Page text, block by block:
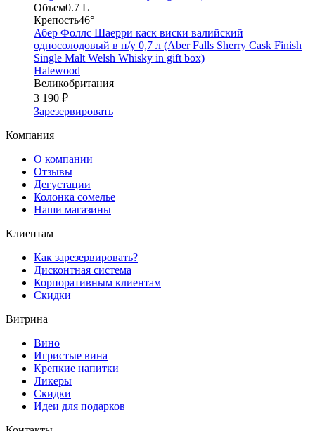
Объем0.7 L
Крепость46°
Абер Фоллс Шаерри каск виски валийский
односолодовый в п/у 0,7 л (Aber Falls Sherry Cask Finish
Single Malt Welsh Whisky in gift box)
Halewood
Великобритания
3 190 ₽
Зарезервировать
Компания
О компании
Отзывы
Дегустации
Колонка сомелье
Наши магазины
Клиентам
Как зарезервировать?
Дисконтная система
Корпоративным клиентам
Скидки
Витрина
Вино
Игристые вина
Крепкие напитки
Ликеры
Скидки
Идеи для подарков